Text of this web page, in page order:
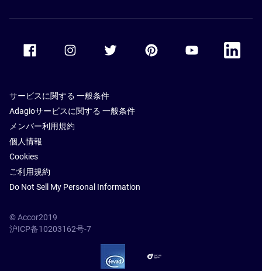
Accor Youtube
Accor
サービスに関する 一般条件
Adagioサービスに関する 一般条件
メンバー利用規約
個人情報
Cookies
ご利用規約
Do Not Sell My Personal Information
© Accor2019
沪ICP备10203162号-7